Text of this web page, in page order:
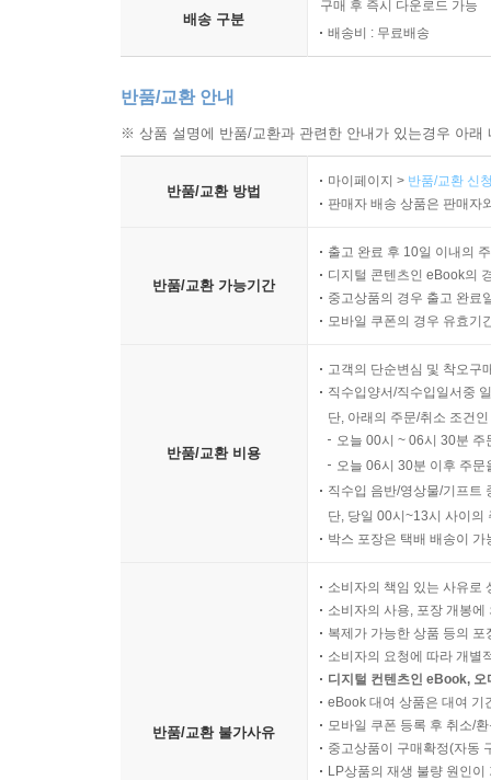
배송 구분
구매 후 즉시 다운로드 가능
배송비 : 무료배송
반품/교환 안내
※ 상품 설명에 반품/교환과 관련한 안내가 있는경우 아
반품/교환 방법
마이페이지 > 반품/교환 신
판매자 배송 상품은 판매자
반품/교환 가능기간
출고 완료 후 10일 이내의
디지털 콘텐츠인 eBook의
중고상품의 경우 출고 완료
모바일 쿠폰의 경우 유효기
반품/교환 비용
고객의 단순변심 및 착오구
직수입양서/직수입일서중
단, 아래의 주문/취소 조건
오늘 00시 ~ 06시 30분
오늘 06시 30분 이후 주
직수입 음반/영상물/기프트
단, 당일 00시~13시 사이의
박스 포장은 택배 배송이
반품/교환 불가사유
소비자의 책임 있는 사유로
소비자의 사용, 포장 개봉
복제가 가능한 상품 등의
소비자의 요청에 따라 개별
디지털 컨텐츠인 eBook,
eBook 대여 상품은 대여 기
모바일 쿠폰 등록 후 취소/
중고상품이 구매확정(자동
LP상품의 재생 불량 원인